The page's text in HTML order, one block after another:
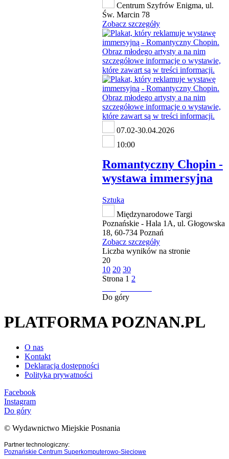
Centrum Szyfrów Enigma, ul.
Św. Marcin 78
Zobacz szczegóły
07.02-30.04.2026
10:00
Romantyczny Chopin -
wystawa immersyjna
Sztuka
Międzynarodowe Targi
Poznańskie - Hala 1A, ul. Głogowska
18, 60-734 Poznań
Zobacz szczegóły
Liczba wyników na stronie
20
10 20 30
Strona 1 2
Do góry
PLATFORMA POZNAN.PL
O nas
Kontakt
Deklaracja dostępności
Polityka prywatności
Facebook
Instagram
Do góry
© Wydawnictwo Miejskie Posnania
Partner technologiczny:
Poznańskie Centrum Superkomputerowo-Sieciowe